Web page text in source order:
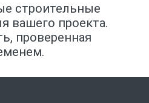
строительные
вашего проекта.
проверенная